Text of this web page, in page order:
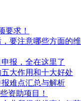
要求！
要注意哪些方面的维
报，全在这里了
大作用和十大好处
难点汇总与解析
资助项目！